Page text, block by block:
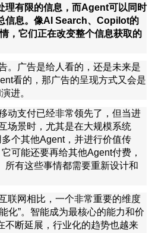
理有限的信息，而Agent可以同时
信息。像AI Search、Copilot的
，它们正在改变整个信息获取的
。广告是给人看的，还是未来是
看的，那广告的呈现方式又会是
进。
动支付已经非常领先了，但当进
场景时，尤其是在大规模系统
个其他Agent，并进行价值传
可能还要再给其他Agent付费，
所有这些事情都需要重新设计和
联网相比，一个非常重要的维度
化”。智能成为最核心的能力和价
不断延展，行业化的趋势也越来